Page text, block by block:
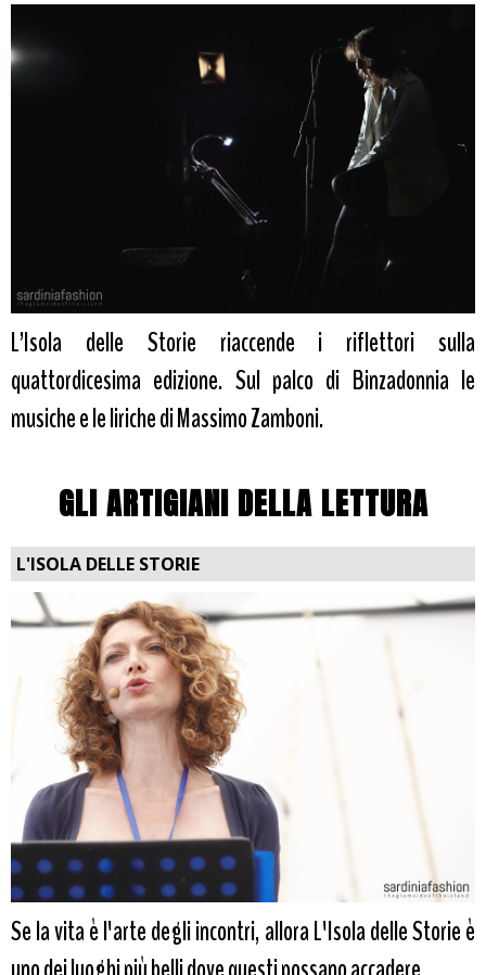
L’Isola delle Storie riaccende i riflettori sulla
quattordicesima edizione. Sul palco di Binzadonnia le
musiche e le liriche di Massimo Zamboni.
GLI ARTIGIANI DELLA LETTURA
L'ISOLA DELLE STORIE
Se la vita è l'arte degli incontri, allora L'Isola delle Storie è